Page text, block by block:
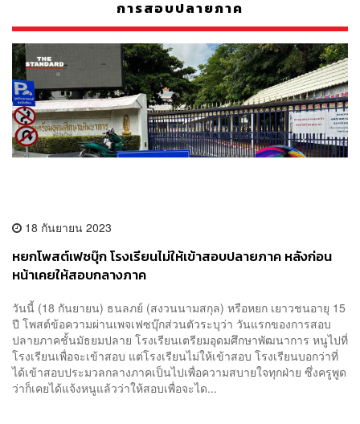
การสอบปลายภาค
18 กันยายน 2023
หยกโพสต์เฟซบุ๊ก โรงเรียนไม่ให้เข้าสอบปลายภาค หลังก่อน
หน้าเคยให้สอบกลางภาค
วันนี้ (18 กันยายน) ธนลภย์ (สงวนนามสกุล) หรือหยก เยาวชนอายุ 15
ปี โพสต์ข้อความผ่านเพจเฟซบุ๊กส่วนตัวระบุว่า วันแรกของการสอบ
ปลายภาคชั้นมัธยมปลาย โรงเรียนเตรียมอุดมศึกษาพัฒนาการ หนูไปที่
โรงเรียนเพื่อจะเข้าสอบ แต่โรงเรียนไม่ให้เข้าสอบ โรงเรียนบอกว่าที่
ได้เข้าสอบประมวลกลางภาคเป็นไปเพื่อความสบายใจทุกฝ่าย ซึ่งครูพูด
ว่าก็เคยได้แจ้งหนูแล้วว่าให้สอบเพื่อจะได...